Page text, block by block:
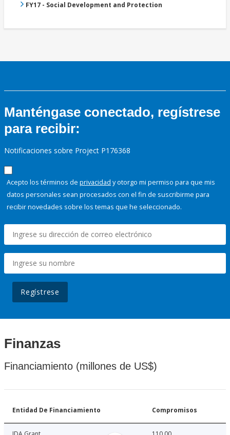
FY17 - Social Development and Protection
Manténgase conectado, regístrese
para recibir:
Notificaciones sobre Project P176368
Acepto los términos de privacidad y otorgo mi permiso para que mis
datos personales sean procesados con el fin de suscribirme para
recibir novedades sobre los temas que he seleccionado.
Regístrese
Finanzas
Financiamiento (millones de US$)
Entidad De Financiamiento Compromisos